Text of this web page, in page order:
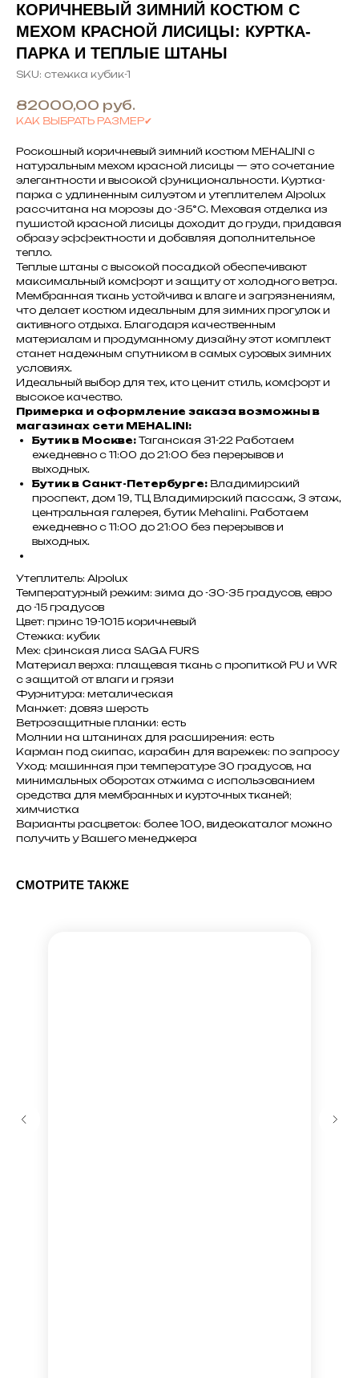
КОРИЧНЕВЫЙ ЗИМНИЙ КОСТЮМ С
МЕХОМ КРАСНОЙ ЛИСИЦЫ: КУРТКА-
ПАРКА И ТЕПЛЫЕ ШТАНЫ
SKU: стежка кубик-1
82000,00 руб.
КАК ВЫБРАТЬ РАЗМЕР✔
Роскошный коричневый зимний костюм MEHALINI с
натуральным мехом красной лисицы — это сочетание
элегантности и высокой функциональности. Куртка-
парка с удлиненным силуэтом и утеплителем Alpolux
рассчитана на морозы до -35°C. Меховая отделка из
пушистой красной лисицы доходит до груди, придавая
образу эффектности и добавляя дополнительное
тепло.
Теплые штаны с высокой посадкой обеспечивают
максимальный комфорт и защиту от холодного ветра.
Мембранная ткань устойчива к влаге и загрязнениям,
что делает костюм идеальным для зимних прогулок и
активного отдыха. Благодаря качественным
материалам и продуманному дизайну этот комплект
станет надежным спутником в самых суровых зимних
условиях.
Идеальный выбор для тех, кто ценит стиль, комфорт и
высокое качество.
Примерка и оформление заказа возможны в
магазинах сети MEHALINI:
Бутик в Москве: Таганская 31-22 Работаем
ежедневно с 11:00 до 21:00 без перерывов и
выходных.
Бутик в Санкт-Петербурге: Владимирский
проспект, дом 19, ТЦ Владимирский пассаж, 3 этаж,
центральная галерея, бутик Mehalini. Работаем
ежедневно с 11:00 до 21:00 без перерывов и
выходных.
Утеплитель: Alpolux
Температурный режим: зима до -30-35 градусов, евро
до -15 градусов
Цвет: принс 19-1015 коричневый
Стежка: кубик
Мех: финская лиса SAGA FURS
Материал верха: плащевая ткань с пропиткой PU и WR
с защитой от влаги и грязи
Фурнитура: металическая
Манжет: довяз шерсть
Ветрозащитные планки: есть
Молнии на штанинах для расширения: есть
Карман под скипас, карабин для варежек: по запросу
Уход: машинная при температуре 30 градусов, на
минимальных оборотах отжима с использованием
средства для мембранных и курточных тканей;
химчистка
Варианты расцветок: более 100, видеокаталог можно
получить у Вашего менеджера
СМОТРИТЕ ТАКЖЕ